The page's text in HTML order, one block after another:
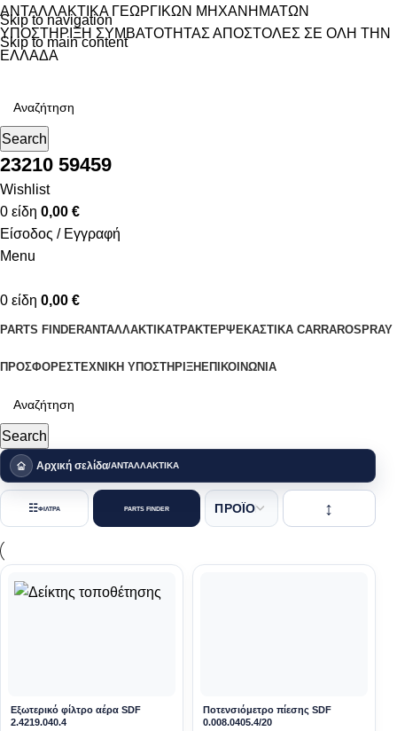
Skip to navigation
Skip to main content
ΑΝΤΑΛΛΑΚΤΙΚΑ ΓΕΩΡΓΙΚΩΝ ΜΗΧΑΝΗΜΑΤΩΝ
ΥΠΟΣΤΗΡΙΞΗ ΣΥΜΒΑΤΟΤΗΤΑΣ ΑΠΟΣΤΟΛΕΣ ΣΕ ΟΛΗ ΤΗΝ
ΕΛΛΑΔΑ
Search
23210 59459
Wishlist
0 είδη 0,00 €
Είσοδος / Εγγραφή
Menu
0 είδη 0,00 €
PARTS FINDERΑΝΤΑΛΛΑΚΤΙΚΑΤΡΑΚΤΕΡΨΕΚΑΣΤΙΚΑ CARRAROSPRAY
ΠΡΟΣΦΟΡΕΣΤΕΧΝΙΚΗ ΥΠΟΣΤΗΡΙΞΗ ΕΠΙΚΟΙΝΩΝΙΑ
Search
Αρχική σελίδα ΑΝΤΑΛΛΑΚΤΙΚΑ
☷ΦΙΛΤΡΑ PARTS FINDER
Eξωτερικό φίλτρο αέρα SDF
2.4219.040.4
Ποτενσιόμετρο πίεσης SDF
0.008.0405.4/20